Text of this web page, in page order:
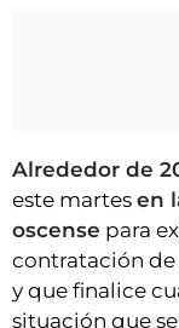
Alrededor de
este martes en
oscense para
contratación de
y que finalice
situación que